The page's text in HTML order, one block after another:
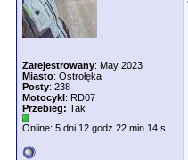
Zarejestrowany: May 2023
Miasto: Ostrołęka
Posty: 238
Motocykl: RD07
Przebieg: Tak
Online: 5 dni 12 godz 22 min 14 s